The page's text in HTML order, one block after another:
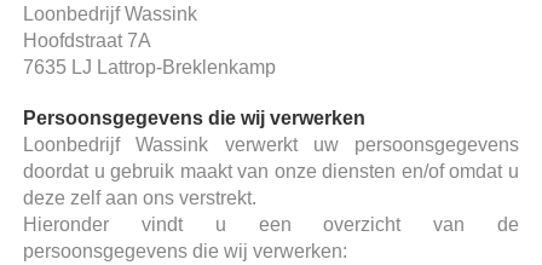
Loonbedrijf Wassink
Hoofdstraat 7A
7635 LJ Lattrop-Breklenkamp
Persoonsgegevens die wij verwerken
Loonbedrijf Wassink verwerkt uw persoonsgegevens
doordat u gebruik maakt van onze diensten en/of omdat u
deze zelf aan ons verstrekt.
Hieronder vindt u een overzicht van de
persoonsgegevens die wij verwerken: